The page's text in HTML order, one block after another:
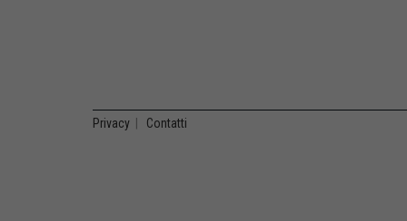
Privacy Contatti